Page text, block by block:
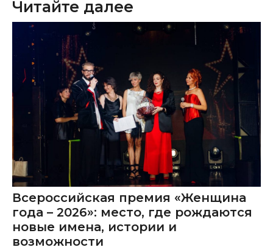
Читайте далее
Всероссийская премия «Женщина
года – 2026»: место, где рождаются
новые имена, истории и
возможности